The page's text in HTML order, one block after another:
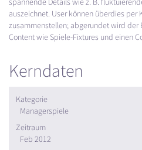
spannende Details wie z. B.
auszeichnet. User können überdies
zusammenstellen; abgerundet wird der
Content wie Spiele-Fixtures und einen
Kerndaten
Kategorie
Managerspiele
Zeitraum
Feb 2012